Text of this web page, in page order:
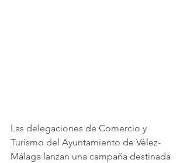
Las delegaciones de Comercio y
Turismo del Ayuntamiento de Vélez-
Málaga lanzan una campaña destinada